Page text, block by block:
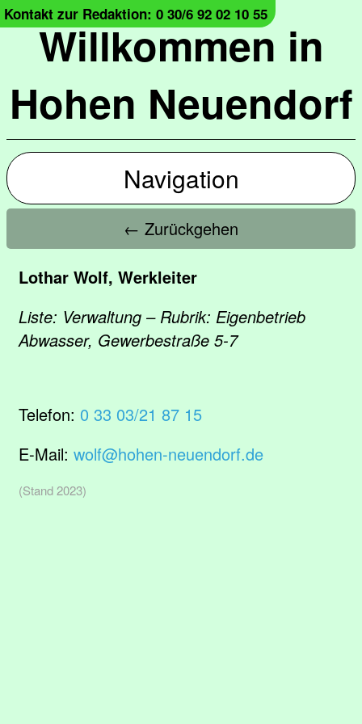
Willkommen in
Hohen Neuendorf
Kontakt zur Redaktion: 0 30/6 92 02 10 55
Navigation
← Zurückgehen
Lothar Wolf, Werkleiter
Liste: Verwaltung – Rubrik: Eigenbetrieb
Abwasser, Gewerbestraße 5-7
Telefon: 0 33 03/21 87 15
E-Mail: wolf@hohen-neuendorf.de
(Stand 2023)